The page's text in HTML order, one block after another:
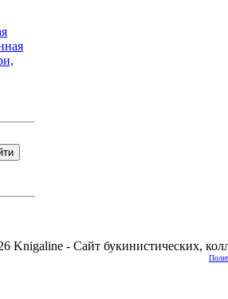
Knigaline - Сайт букинистических,